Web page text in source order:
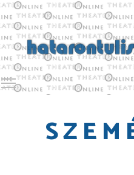
Toggle main menu visibility